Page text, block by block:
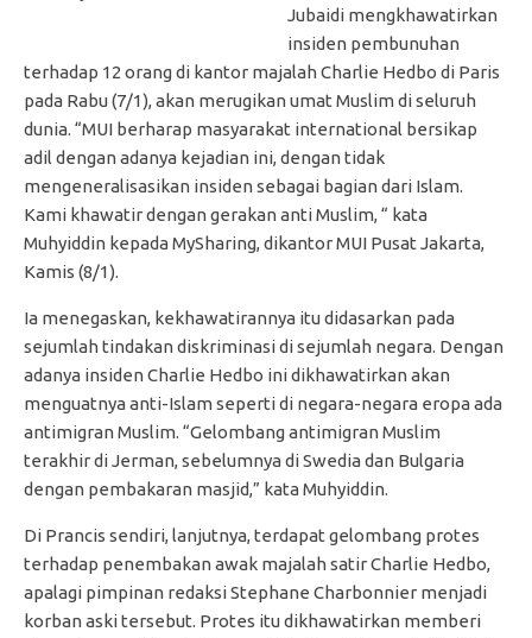
Jubaidi mengkhawatirkan
insiden pembunuhan
terhadap 12 orang di kantor majalah Charlie Hedbo di Paris
pada Rabu (7/1), akan merugikan umat Muslim di seluruh
dunia. “MUI berharap masyarakat international bersikap
adil dengan adanya kejadian ini, dengan tidak
mengeneralisasikan insiden sebagai bagian dari Islam.
Kami khawatir dengan gerakan anti Muslim, “ kata
Muhyiddin kepada MySharing, dikantor MUI Pusat Jakarta,
Kamis (8/1).
Ia menegaskan, kekhawatirannya itu didasarkan pada
sejumlah tindakan diskriminasi di sejumlah negara. Dengan
adanya insiden Charlie Hedbo ini dikhawatirkan akan
menguatnya anti-Islam seperti di negara-negara eropa ada
antimigran Muslim. “Gelombang antimigran Muslim
terakhir di Jerman, sebelumnya di Swedia dan Bulgaria
dengan pembakaran masjid,” kata Muhyiddin.
Di Prancis sendiri, lanjutnya, terdapat gelombang protes
terhadap penembakan awak majalah satir Charlie Hedbo,
apalagi pimpinan redaksi Stephane Charbonnier menjadi
korban aski tersebut. Protes itu dikhawatirkan memberi